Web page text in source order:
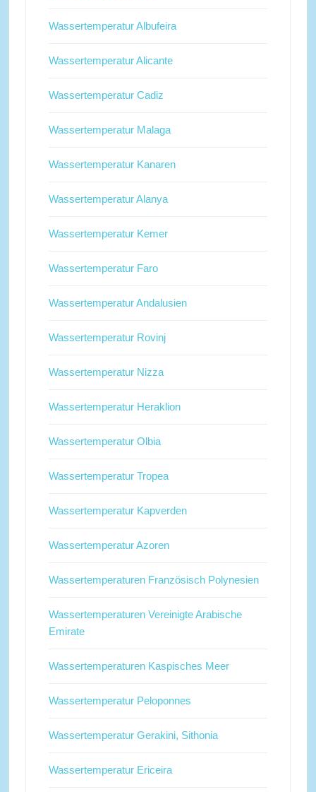
Wassertemperatur Albufeira
Wassertemperatur Alicante
Wassertemperatur Cadiz
Wassertemperatur Malaga
Wassertemperatur Kanaren
Wassertemperatur Alanya
Wassertemperatur Kemer
Wassertemperatur Faro
Wassertemperatur Andalusien
Wassertemperatur Rovinj
Wassertemperatur Nizza
Wassertemperatur Heraklion
Wassertemperatur Olbia
Wassertemperatur Tropea
Wassertemperatur Kapverden
Wassertemperatur Azoren
Wassertemperaturen Französisch Polynesien
Wassertemperaturen Vereinigte Arabische
Emirate
Wassertemperaturen Kaspisches Meer
Wassertemperatur Peloponnes
Wassertemperatur Gerakini, Sithonia
Wassertemperatur Ericeira